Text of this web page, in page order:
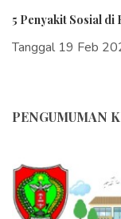
PENGUMUMAN
5 Penyakit Sosial di
Tanggal 19 Feb